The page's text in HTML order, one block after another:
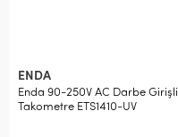
ENDA
Enda 90-250V AC Darbe Girişli
Takometre ETS1410-UV